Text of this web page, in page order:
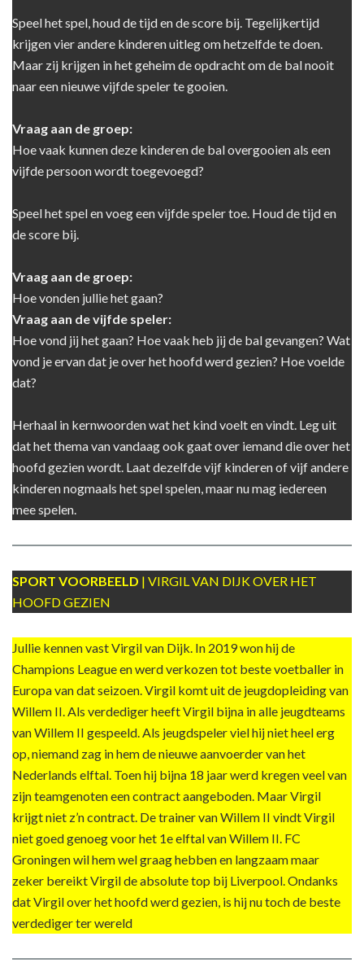
Speel het spel, houd de tijd en de score bij. Tegelijkertijd
krijgen vier andere kinderen uitleg om hetzelfde te doen.
Maar zij krijgen in het geheim de opdracht om de bal nooit
naar een nieuwe vijfde speler te gooien.
Vraag aan de groep:
Hoe vaak kunnen deze kinderen de bal overgooien als een
vijfde persoon wordt toegevoegd?
Speel het spel en voeg een vijfde speler toe. Houd de tijd en
de score bij.
Vraag aan de groep:
Hoe vonden jullie het gaan?
Vraag aan de vijfde speler:
Hoe vond jij het gaan? Hoe vaak heb jij de bal gevangen? Wat
vond je ervan dat je over het hoofd werd gezien? Hoe voelde
dat?
Herhaal in kernwoorden wat het kind voelt en vindt. Leg uit
dat het thema van vandaag ook gaat over iemand die over het
hoofd gezien wordt. Laat dezelfde vijf kinderen of vijf andere
kinderen nogmaals het spel spelen, maar nu mag iedereen
mee spelen.
SPORT VOORBEELD | VIRGIL VAN DIJK OVER HET
HOOFD GEZIEN
Jullie kennen vast Virgil van Dijk. In 2019 won hij de
Champions League en werd verkozen tot beste voetballer in
Europa van dat seizoen. Virgil komt uit de jeugdopleiding van
Willem II. Als verdediger heeft Virgil bijna in alle jeugdteams
van Willem II gespeeld. Als jeugdspeler viel hij niet heel erg
op, niemand zag in hem de nieuwe aanvoerder van het
Nederlands elftal. Toen hij bijna 18 jaar werd kregen veel van
zijn teamgenoten een contract aangeboden. Maar Virgil
krijgt niet z’n contract. De trainer van Willem II vindt Virgil
niet goed genoeg voor het 1e elftal van Willem II. FC
Groningen wil hem wel graag hebben en langzaam maar
zeker bereikt Virgil de absolute top bij Liverpool. Ondanks
dat Virgil over het hoofd werd gezien, is hij nu toch de beste
verdediger ter wereld